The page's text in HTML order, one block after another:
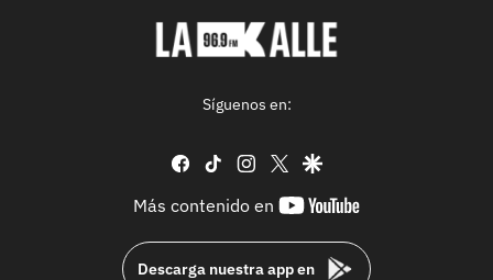
Síguenos en:
facebook
tiktok instagram
twittergoogle
Más contenido en
youtube-
Descarga nuestra app en